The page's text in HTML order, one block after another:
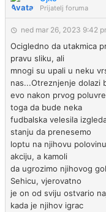
Prijatelj foruma
ned mar 26, 2023 9:42
Ocigledno da utakmica
pravu sliku, ali
mnogi su upali u neku
nas...Otreznjenje dolazi
evo nakon prvog
toga da bude neka
fudbalska velesila
stanju da prenesemo
loptu na njihovu
akciju, a kamoli
da ugrozimo njihovog
Sehicu, vjerovatno
je on od sviju ostvario
kada je njihov igrac